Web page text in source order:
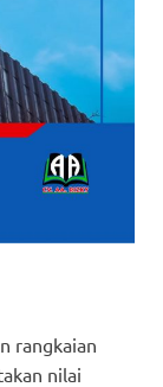
rangkaian
nilai